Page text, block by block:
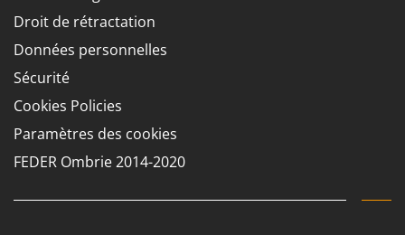
Chaudrons électriques pour polenta
Cisailles à gazon à batterie
Cisailles taille-haies manuelles
Coupe-branches
Barbieri
Batavia
Benassi
Beper
Berkel
Besser Vacuum
Droit de rétractation
Données personnelles
Sécurité
Cookies Policies
Paramètres des cookies
FEDER Ombrie 2014-2020